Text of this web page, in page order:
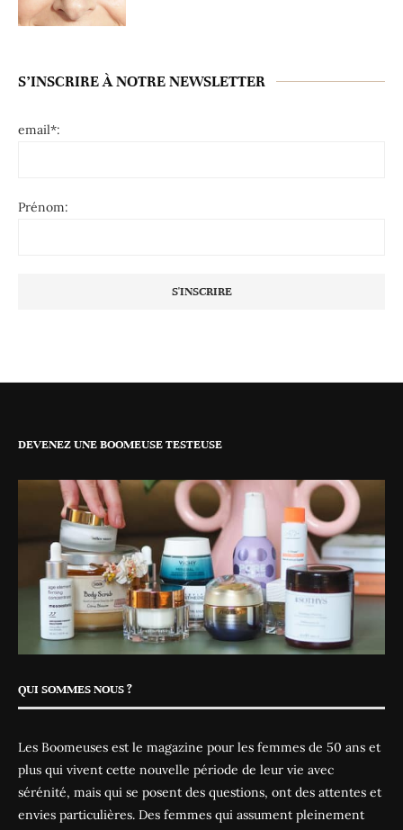
S’INSCRIRE À NOTRE NEWSLETTER
email*:
Prénom:
DEVENEZ UNE BOOMEUSE TESTEUSE
QUI SOMMES NOUS ?
Les Boomeuses est le magazine pour les femmes de 50 ans et
plus qui vivent cette nouvelle période de leur vie avec
sérénité, mais qui se posent des questions, ont des attentes et
envies particulières. Des femmes qui assument pleinement